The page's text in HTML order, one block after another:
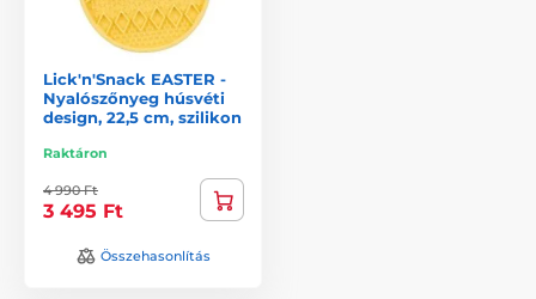
Lick'n'Snack EASTER -
Nyalószőnyeg húsvéti
design, 22,5 cm, szilikon
Raktáron
4 990 Ft
3 495 Ft
Összehasonlítás